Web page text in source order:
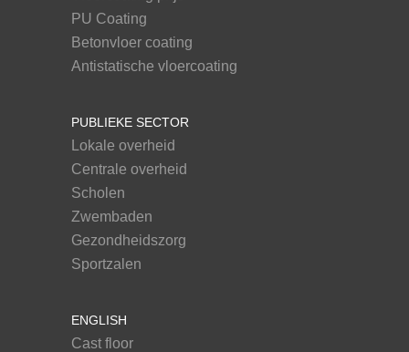
PU Coating
Betonvloer coating
Antistatische vloercoating
PUBLIEKE SECTOR
Lokale overheid
Centrale overheid
Scholen
Zwembaden
Gezondheidszorg
Sportzalen
ENGLISH
Cast floor